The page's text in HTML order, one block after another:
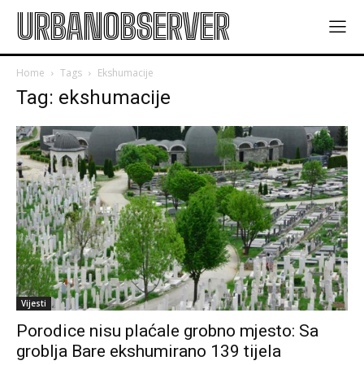
URBANOBSERVER
Home Tags Ekshumacije
Tag: ekshumacije
Vijesti
Porodice nisu plaćale grobno mjesto: Sa
groblja Bare ekshumirano 139 tijela